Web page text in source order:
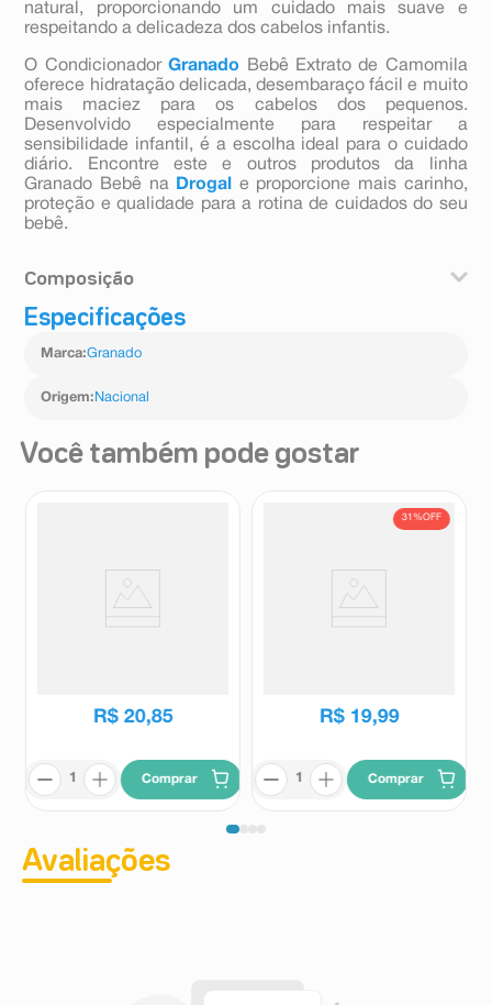
natural, proporcionando um cuidado mais suave e
respeitando a delicadeza dos cabelos infantis.
O CondicionadorGranado
Bebê Extrato de Camomila
oferece hidratação delicada, desembaraço fácil e muito
mais maciez para os cabelos dos pequenos.
Desenvolvido especialmente para respeitar a
sensibilidade infantil, é a escolha ideal para o cuidado
diário. Encontre este e outros produtos da linha
Granado Bebê na
Drogal e proporcione mais carinho,
proteção e qualidade para a rotina de cuidados do seu
bebê.
Composição
Aqua (water), cetearyl alcohol, stearamidopropyl
amygdalus dulcis oil, benzyl alcohol, lactic acid,
(fragrance), sodium gluconate, propylene glycol,
Especificações
Marca:Granado
Origem: Nacional
Você também pode gostar
R$ 20,85
Comprar
31%OFF
R$ 19,99
Comprar
Avaliações